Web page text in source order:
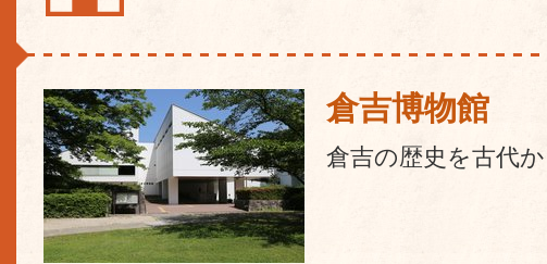
倉吉博物館
倉吉の歴史を古代